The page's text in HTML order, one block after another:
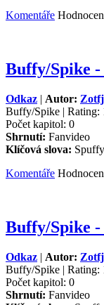
Komentáře
Buffy/Spike -
Odkaz | Autor:
Buffy/Spike | Rating:
Počet kapitol: 0
Shrnutí: Fanvideo
Klíčová slova:
Komentáře
Buffy/Spike -
Odkaz | Autor:
Buffy/Spike | Rating:
Počet kapitol: 0
Shrnutí: Fanvideo